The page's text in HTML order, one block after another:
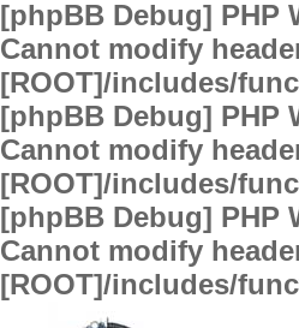
[phpBB Debug] PHP
Cannot modify
[ROOT]/includes/
[phpBB Debug] PHP
Cannot modify
[ROOT]/includes/
[phpBB Debug] PHP
Cannot modify
[ROOT]/includes/